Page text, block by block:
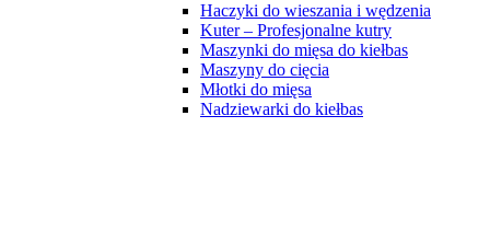
Haczyki do wieszania i wędzenia
Kuter – Profesjonalne kutry
Maszynki do mięsa do kiełbas
Maszyny do cięcia
Młotki do mięsa
Nadziewarki do kiełbas